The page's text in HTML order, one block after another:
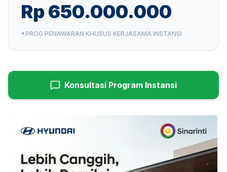
Rp 650.000.000
*PROG PENAWARAN KHUSUS KERJASAMA INSTANSI
Konsultasi Program Instansi